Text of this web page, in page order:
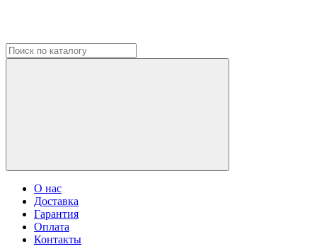
О нас
Доставка
Гарантия
Оплата
Контакты